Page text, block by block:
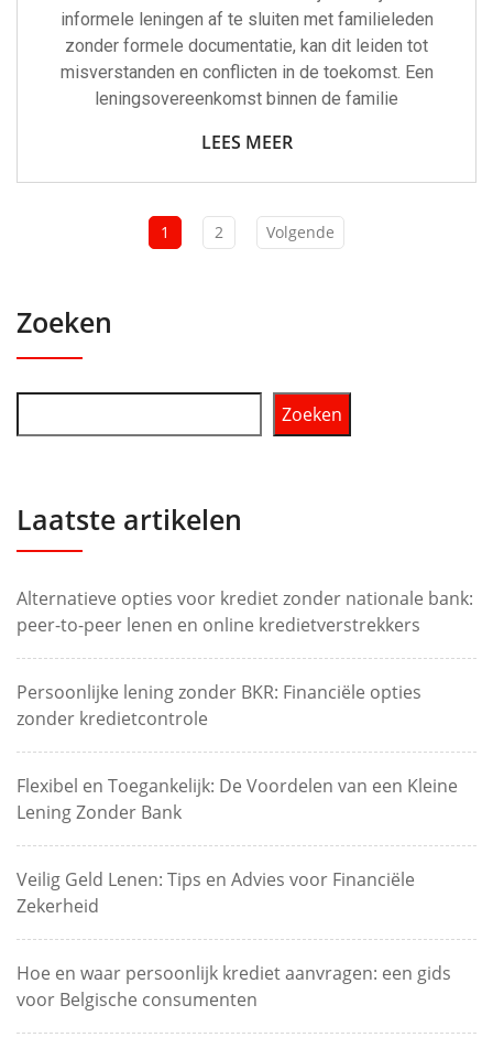
informele leningen af te sluiten met familieleden
zonder formele documentatie, kan dit leiden tot
misverstanden en conflicten in de toekomst. Een
leningsovereenkomst binnen de familie
LEES MEER
1 2 Volgende
Zoeken
Zoeken
Laatste artikelen
Alternatieve opties voor krediet zonder nationale bank:
peer-to-peer lenen en online kredietverstrekkers
Persoonlijke lening zonder BKR: Financiële opties
zonder kredietcontrole
Flexibel en Toegankelijk: De Voordelen van een Kleine
Lening Zonder Bank
Veilig Geld Lenen: Tips en Advies voor Financiële
Zekerheid
Hoe en waar persoonlijk krediet aanvragen: een gids
voor Belgische consumenten